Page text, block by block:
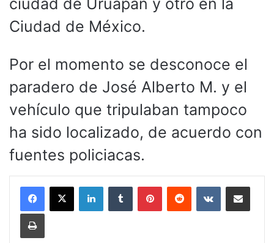
Ciudad de México.
Por el momento se desconoce el
paradero de José Alberto M. y el
vehículo que tripulaban tampoco
ha sido localizado, de acuerdo con
fuentes policiacas.
LinkedInTumblr PinterestReddit VKontakteCompartir por
Imprimir